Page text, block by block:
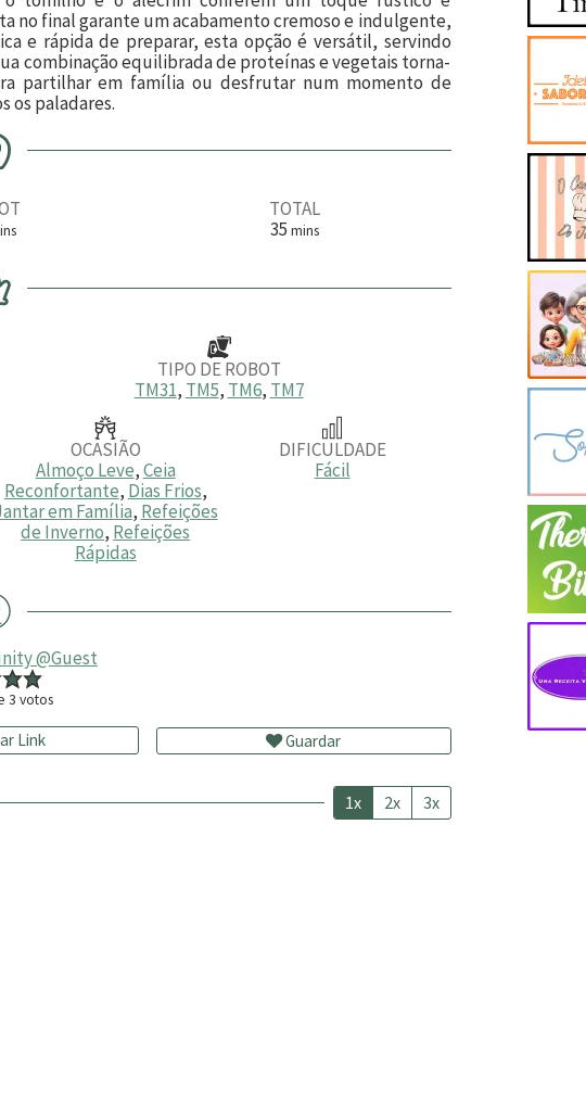
no final garante um acabamento cremoso e indulgente,
e rápida de preparar, esta opção é versátil, servindo
combinação equilibrada de proteínas e vegetais torna-
partilhar em família ou desfrutar num momento de
os paladares.
TOTAL
35m
u
mins
TIPO DE ROBOT
TM31, TM5, TM6, TM7
OCASIÃO
Almoço Leve,Ceia
Reconfortante, Dias Frios,
em Família, Refeições
de Inverno, Refeições
Rápidas
DIFICULDADE
Fácil
@Guest
3 votos
Link Guardar
1x 2x 3x